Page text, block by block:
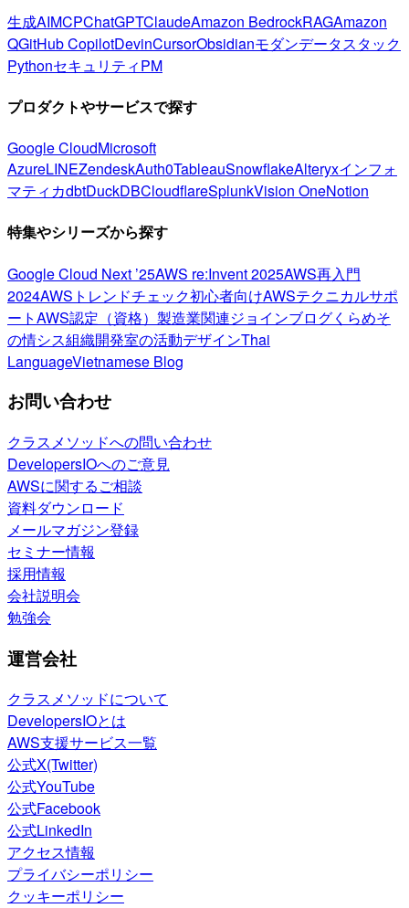
生成AIMCPChatGPTClaudeAmazon BedrockRAGAmazon
QGitHub CopilotDevinCursorObsidianモダンデータスタック
PythonセキュリティPM
プロダクトやサービスで探す
Google CloudMicrosoft
AzureLINEZendeskAuth0TableauSnowflakeAlteryxインフォ
マティカdbtDuckDBCloudflareSplunkVision OneNotion
特集やシリーズから探す
Google Cloud Next ’25AWS re:Invent 2025AWS再入門
2024AWSトレンドチェック初心者向けAWSテクニカルサポ
ートAWS認定（資格） 製造業関連ジョインブログくらめそ
の情シス組織開発室の活動デザインThai
LanguageVietnamese Blog
お問い合わせ
クラスメソッドへの問い合わせ
DevelopersIOへのご意見
AWSに関するご相談
資料ダウンロード
メールマガジン登録
セミナー情報
採用情報
会社説明会
勉強会
運営会社
クラスメソッドについて
DevelopersIOとは
AWS支援サービス一覧
公式X(Twitter)
公式YouTube
公式Facebook
公式LinkedIn
アクセス情報
プライバシーポリシー
クッキーポリシー